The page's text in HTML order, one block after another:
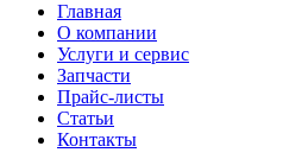
Главная
О компании
Услуги и сервис
Запчасти
Прайс-листы
Статьи
Контакты